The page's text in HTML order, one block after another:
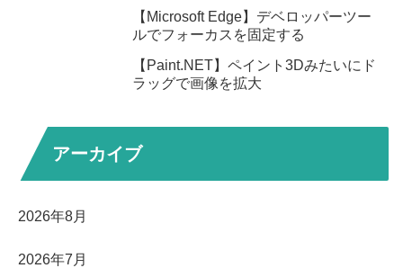
【Microsoft Edge】デベロッパーツー
ルでフォーカスを固定する
【Paint.NET】ペイント3Dみたいにド
ラッグで画像を拡大
アーカイブ
2026年8月
2026年7月